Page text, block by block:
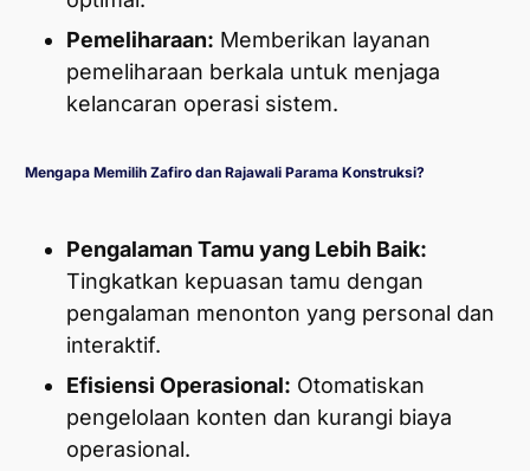
Pemeliharaan: Memberikan layanan
pemeliharaan berkala untuk menjaga
kelancaran operasi sistem.
Mengapa Memilih Zafiro dan Rajawali Parama Konstruksi?
Pengalaman Tamu yang Lebih Baik:
Tingkatkan kepuasan tamu dengan
pengalaman menonton yang personal dan
interaktif.
Efisiensi Operasional: Otomatiskan
pengelolaan konten dan kurangi biaya
operasional.